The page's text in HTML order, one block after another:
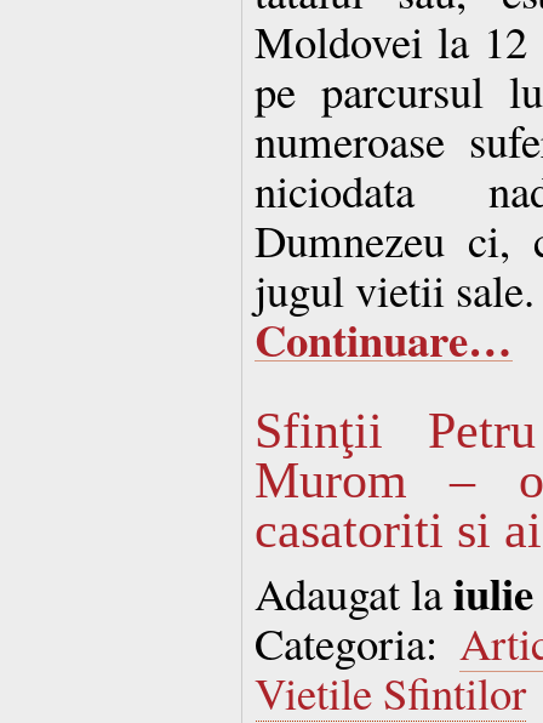
Moldovei la 12
pe parcursul
numeroase
niciodata
Dumnezeu ci,
jugul vietii sale.
Continuare…
Sfinţii
Murom –
casatoriti si
Adaugat laiulie
Categoria:
Vietile Sfintilor